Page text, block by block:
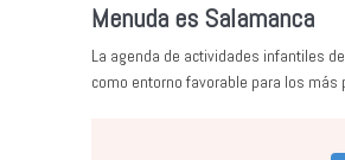
Menuda es Salamanca
La agenda de actividades infantiles
como entorno favorable para los más